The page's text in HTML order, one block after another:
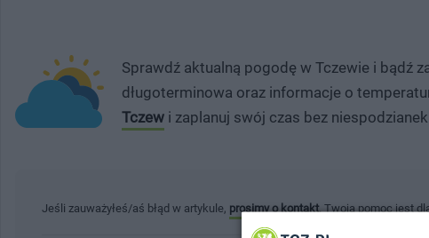
Sprawdź aktualną pogodę w Tczewie i bądź
długoterminowa oraz informacje o
Tczew i zaplanuj swój czas bez
Jeśli zauważyłeś/aś błąd w artykule, prosimy o kontakt. Twoja pomoc jest